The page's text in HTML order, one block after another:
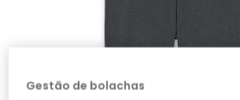
Gestão de bolachas